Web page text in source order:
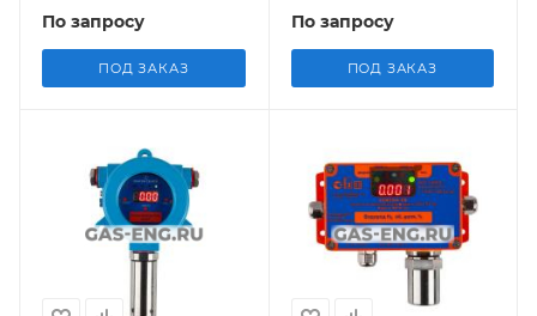
По запросу
ПОД ЗАКАЗ
По запросу
ПОД ЗАКАЗ